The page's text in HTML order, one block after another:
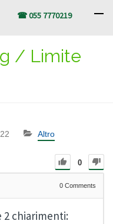
☎ 055 7770219
/ Limite
Altro
0
0 Comments
2 chiarimenti: